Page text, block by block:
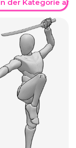
der Kategorie